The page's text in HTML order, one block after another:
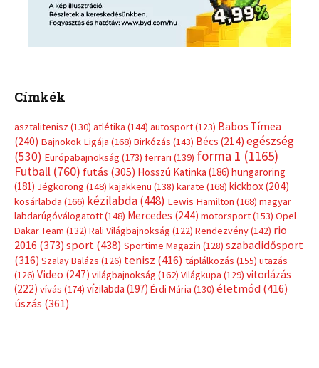
Címkék
asztalitenisz (130) atlétika (144) autosport(123) Babos Tímea
(240) Bajnokok Ligája (168) Birkózás (143) Bécs (214) egészség
(530) Európabajnokság (173) ferrari (139) forma 1 (1165)
Futball (760) futás (305) Hosszú Katinka (186) hungaroring
(181) Jégkorong (148) kajakkenu (138) karate (168) kickbox(204)
kosárlabda (166) kézilabda(448) Lewis Hamilton (168) magyar
labdarúgóválogatott(148) Mercedes (244) motorsport(153) Opel
Dakar Team (132) Rali Világbajnokság (122) Rendezvény(142) rio
2016 (373) sport(438) Sportime Magazin (128) szabadidősport
(316) Szalay Balázs (126) tenisz (416) táplálkozás (155) utazás
(126) Video (247) világbajnokság (162) Világkupa (129) vitorlázás
(222) vívás (174) vízilabda (197) Érdi Mária (130) életmód(416)
úszás (361)